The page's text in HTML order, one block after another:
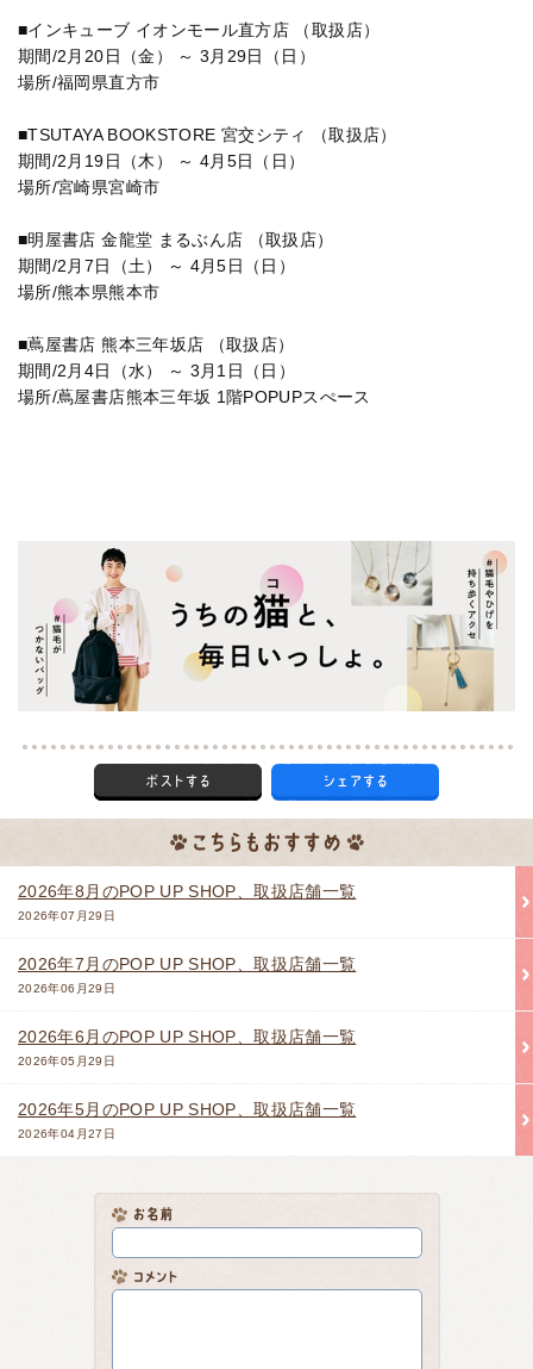
■インキューブ イオンモール直方店 （取扱店）
期間/2月20日（金） ～ 3月29日（日）
場所/福岡県直方市
■TSUTAYA BOOKSTORE 宮交シティ （取扱店）
期間/2月19日（木） ～ 4月5日（日）
場所/宮崎県宮崎市
■明屋書店 金龍堂 まるぶん店 （取扱店）
期間/2月7日（土） ～ 4月5日（日）
場所/熊本県熊本市
■蔦屋書店 熊本三年坂店 （取扱店）
期間/2月4日（水） ～ 3月1日（日）
場所/蔦屋書店熊本三年坂 1階POPUPスぺース
2026年8月のPOP UP SHOP、取扱店舗一覧
2026年07月29日
2026年7月のPOP UP SHOP、取扱店舗一覧
2026年06月29日
2026年6月のPOP UP SHOP、取扱店舗一覧
2026年05月29日
2026年5月のPOP UP SHOP、取扱店舗一覧
2026年04月27日